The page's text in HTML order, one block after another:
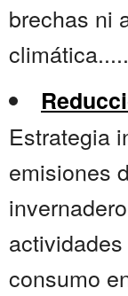
brechas ni
Estrategia
emisiones
consumo